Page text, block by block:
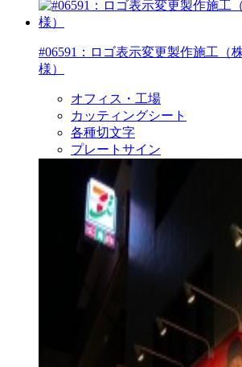
#06591：ロゴ表示変更製作施工（
様）
オフィス・工場
カッティングシート
各種切文字
プレートサイン